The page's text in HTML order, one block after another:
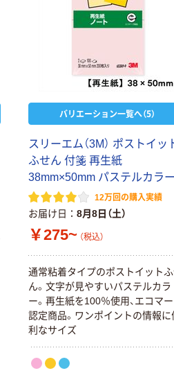
バリエーション一覧へ（5）
スリーエム（3M） ポストイッ
ふせん 付箋 再生紙
38mm×50mm パステルカラー
12万回の購入実績
お届け日 8月8日（土）
￥275~ （税込）
通常粘着タイプのポストイット
ん。文字が見やすいパステルカラ
ー。再生紙を100％使用、エコマ
認定商品。ワンポイントの情報に
利なサイズ